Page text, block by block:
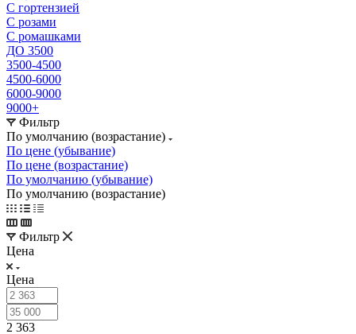
С гортензией
С розами
С ромашками
ДО 3500
3500-4500
4500-6000
6000-9000
9000+
Фильтр
По умолчанию (возрастание)
По цене (убывание)
По цене (возрастание)
По умолчанию (убывание)
По умолчанию (возрастание)
Фильтр
Цена
Цена
2 363